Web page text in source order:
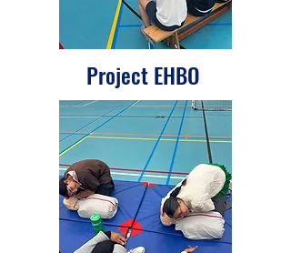
Project EHBO